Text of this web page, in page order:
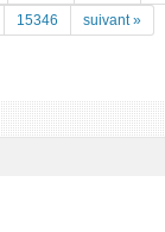
15346 suivant »